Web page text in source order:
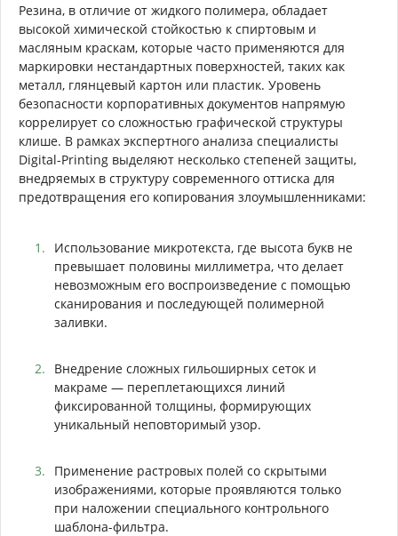
Резина, в отличие от жидкого полимера, обладает
высокой химической стойкостью к спиртовым и
масляным краскам, которые часто применяются для
маркировки нестандартных поверхностей, таких как
металл, глянцевый картон или пластик. Уровень
безопасности корпоративных документов напрямую
коррелирует со сложностью графической структуры
клише. В рамках экспертного анализа специалисты
Digital-Printing выделяют несколько степеней защиты,
внедряемых в структуру современного оттиска для
предотвращения его копирования злоумышленниками:
Использование микротекста, где высота букв не
превышает половины миллиметра, что делает
невозможным его воспроизведение с помощью
сканирования и последующей полимерной
заливки.
Внедрение сложных гильоширных сеток и
макраме — переплетающихся линий
фиксированной толщины, формирующих
уникальный неповторимый узор.
Применение растровых полей со скрытыми
изображениями, которые проявляются только
при наложении специального контрольного
шаблона-фильтра.